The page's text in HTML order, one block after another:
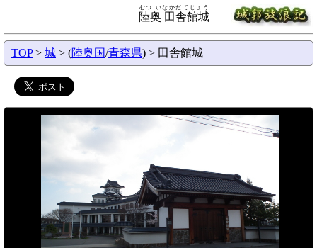
陸奥 田舎館城
むつ いなかだてじょう
TOP> 城 > (陸奥国/青森県) > 田舎館城